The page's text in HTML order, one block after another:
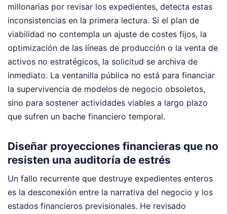
millonarias por revisar los expedientes, detecta estas
inconsistencias en la primera lectura. Si el plan de
viabilidad no contempla un ajuste de costes fijos, la
optimización de las líneas de producción o la venta de
activos no estratégicos, la solicitud se archiva de
inmediato. La ventanilla pública no está para financiar
la supervivencia de modelos de negocio obsoletos,
sino para sostener actividades viables a largo plazo
que sufren un bache financiero temporal.
Diseñar proyecciones financieras que no
resisten una auditoría de estrés
Un fallo recurrente que destruye expedientes enteros
es la desconexión entre la narrativa del negocio y los
estados financieros previsionales. He revisado